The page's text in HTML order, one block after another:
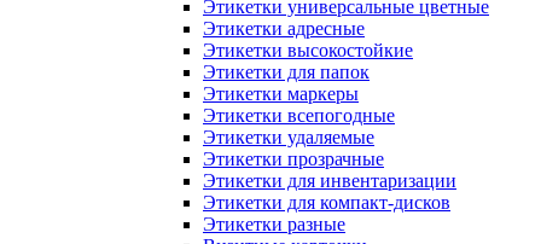
Этикетки универсальные цветные
Этикетки адресные
Этикетки высокостойкие
Этикетки для папок
Этикетки маркеры
Этикетки всепогодные
Этикетки удаляемые
Этикетки прозрачные
Этикетки для инвентаризации
Этикетки для компакт-дисков
Этикетки разные